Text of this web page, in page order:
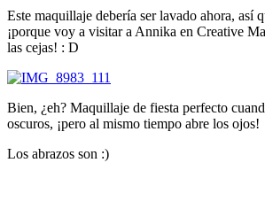
Este maquillaje debería ser lavado ahora, así
¡porque voy a visitar a Annika en Creative
las cejas! : D
Bien, ¿eh? Maquillaje de fiesta perfecto
oscuros, ¡pero al mismo tiempo abre los ojos!
Los abrazos son :)